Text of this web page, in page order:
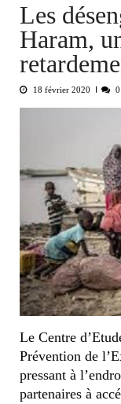
Les
Haram,
18 février 2020 0
Le Centre
Prévention de
pressant à
partenaires à